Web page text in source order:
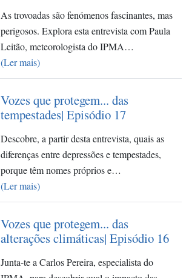
As trovoadas são fenómenos fascinantes, mas
perigosos. Explora esta entrevista com Paula
Leitão, meteorologista do IPMA…
(Ler mais)
Vozes que protegem... das
tempestades| Episódio 17
Descobre, a partir desta entrevista, quais as
diferenças entre depressões e tempestades,
porque têm nomes próprios e…
(Ler mais)
Vozes que protegem... das
alterações climáticas| Episódio 16
Junta-te a Carlos Pereira, especialista do